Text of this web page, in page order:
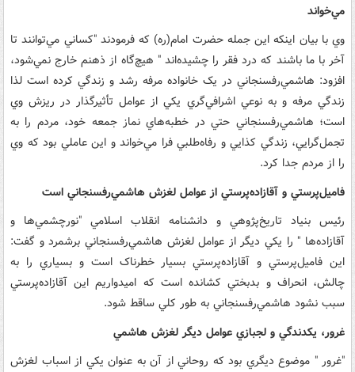
مي‌خواند
وي با بيان اينکه اين جمله ‌حضرت امام(ره) که فرمودند "کساني مي‌توانند تا
آخر با ما باشند که درد فقر را چشيده‌اند " هيچ‌گاه از ذهنم خارج نمي‌شود،
‌افزود: هاشمي‌رفسنجاني در يک خانواده مرفه رشد و زندگي کرده‌ است لذا
زندگي مرفه و به نوعي اشرافي‌گري يکي از عوامل تأثيرگذار در ‌ريزش وي
‌است؛ هاشمي‌رفسنجاني حتي در خطبه‌هاي نماز جمعه خود، مردم را به
تجمل‌گرايي، زندگي‌ کذايي و رفاه‌طلبي فرا مي‌خواند و اين عاملي بود که وي
را از مردم جدا کرد.
فاميل‌پرستي و آقازاده‌‌پرستي از عوامل لغزش هاشمي‌رفسنجاني است
رئيس بنياد تاريخ‌پژوهي و دانشنامه انقلاب اسلامي "نورچشمي‌ها و
آقازاده‌ها " را يکي ديگر از عوامل لغزش هاشمي‌رفسنجاني برشمرد و ‌گفت:
اين فاميل‌پرستي و آقازاده‌‌پرستي بسيار خطرناک است و بسياري را به
چالش، انحراف و بدبختي کشانده است که اميدواريم اين آقاز‌اده‌‌پرستي
سبب نشود ‌هاشمي‌رفسنجاني به طور کلي ساقط شود.
غرور، يکدندگي و لجبازي عوامل ديگر لغزش هاشمي
"غرور " موضوع ديگري بود که روحاني از آن به عنوان يکي از اسباب لغزش